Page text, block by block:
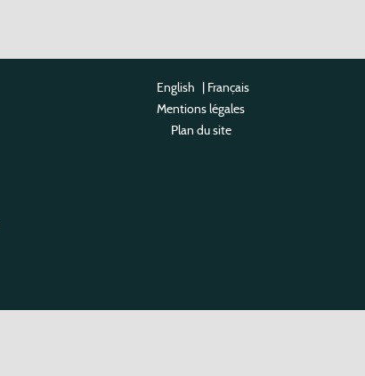
English | Français
Mentions légales
Plan du site